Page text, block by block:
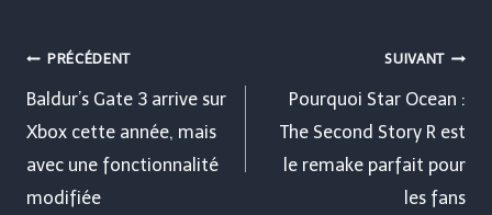
Navigation
de
l’article
PRÉCÉDENT
Baldur’s Gate 3 arrive sur
Xbox cette année, mais
avec une fonctionnalité
modifiée
SUIVANT
Pourquoi Star Ocean :
The Second Story R est
le remake parfait pour
les fans